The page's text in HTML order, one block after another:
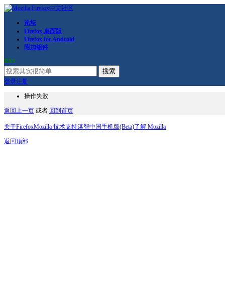
论坛
Firefox 桌面版
Firefox for Android
附加组件
RSS
搜索
登录注册
操作失败
返回上一页 或者 回到首页
关于FirefoxMozilla 技术支持谋智中国手机版(Beta)了解 Mozilla
返回顶部